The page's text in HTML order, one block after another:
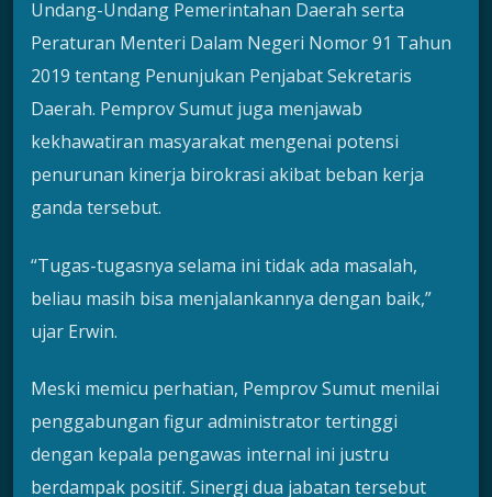
Undang-Undang Pemerintahan Daerah serta
Peraturan Menteri Dalam Negeri Nomor 91 Tahun
2019 tentang Penunjukan Penjabat Sekretaris
Daerah. Pemprov Sumut juga menjawab
kekhawatiran masyarakat mengenai potensi
penurunan kinerja birokrasi akibat beban kerja
ganda tersebut.
“Tugas-tugasnya selama ini tidak ada masalah,
beliau masih bisa menjalankannya dengan baik,”
ujar Erwin.
Meski memicu perhatian, Pemprov Sumut menilai
penggabungan figur administrator tertinggi
dengan kepala pengawas internal ini justru
berdampak positif. Sinergi dua jabatan tersebut